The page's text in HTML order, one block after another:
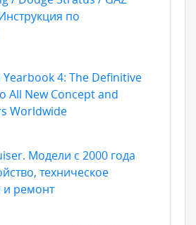
по
Yearbook 4: The Definitive
All New Concept and
Worldwide
Модели с 2000 года
техническое
и ремонт